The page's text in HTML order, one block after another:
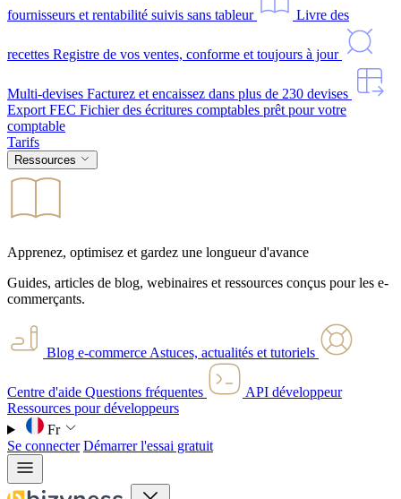
fournisseurs et rentabilité suivis sans tableur Livre des
recettes Registre de vos ventes, conforme et toujours à jour
Multi-devises Facturez et encaissez dans plus de 230 devises
Export FEC Fichier des écritures comptables prêt pour votre
comptable
Tarifs
Ressources
Apprenez, optimisez et gardez une longueur d'avance
Guides, articles de blog, webinaires et ressources conçus pour les e-
commerçants.
Blog e-commerce Astuces, actualités et tutoriels
Centre d'aide Questions fréquentes
API développeur
Ressources pour développeurs
Fr
Se connecter Démarrer l'essai gratuit